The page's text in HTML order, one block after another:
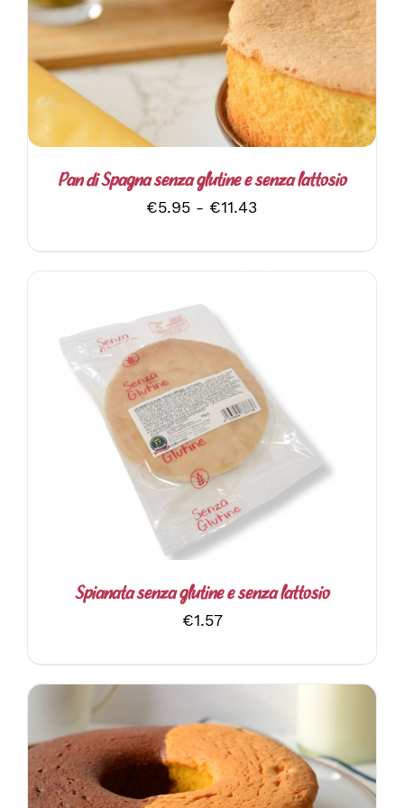
SCEGLI
QUESTO
PRODOTTO
HA
PIÙ
VARIANTI.
OPZIONI
POSSONO
SCELTE
NELLA
PAGINA
DETTAGLI
Pan di Spagna senza glutine e senza lattosio
€5.95 - €11.43
AGGIUNGI AL CARRELLO / DETTAGLI
Spianata senza glutine e senza lattosio
€1.57